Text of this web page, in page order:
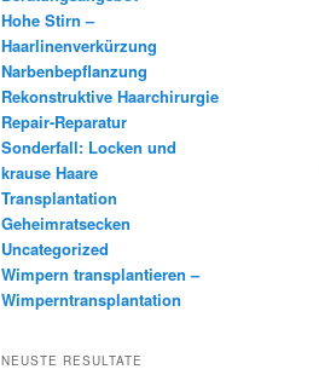
Hohe Stirn –
Haarlinenverkürzung
Narbenbepflanzung
Rekonstruktive Haarchirurgie
Repair-Reparatur
Sonderfall: Locken und
krause Haare
Transplantation
Geheimratsecken
Uncategorized
Wimpern transplantieren –
Wimperntransplantation
NEUSTE RESULTATE